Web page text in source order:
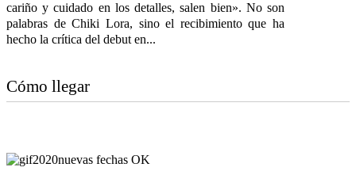
cariño y cuidado en los detalles, salen bien». No son
palabras de Chiki Lora, sino el recibimiento que ha
hecho la crítica del debut en...
Cómo llegar